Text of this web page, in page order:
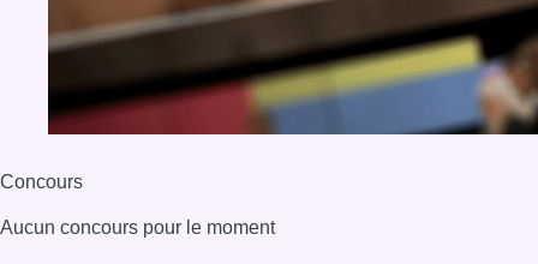
Concours
Aucun concours pour le moment